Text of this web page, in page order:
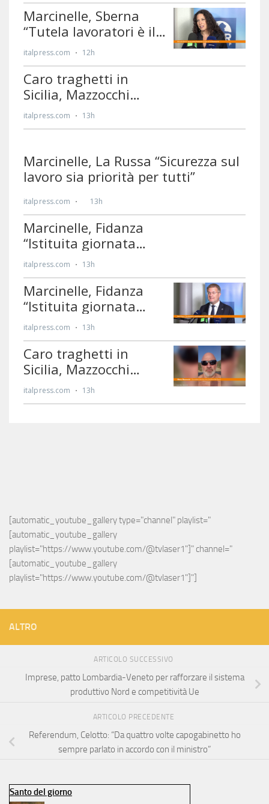
[automatic_youtube_gallery type="channel" playlist="
[automatic_youtube_gallery
playlist="https://www.youtube.com/@tvlaser1"]" channel="
[automatic_youtube_gallery
playlist="https://www.youtube.com/@tvlaser1"]"]
ALTRO
ARTICOLO SUCCESSIVO
Imprese, patto Lombardia-Veneto per rafforzare il sistema
produttivo Nord e competitività Ue
ARTICOLO PRECEDENTE
Referendum, Celotto: “Da quattro volte capogabinetto ho
sempre parlato in accordo con il ministro”
Santo del giorno